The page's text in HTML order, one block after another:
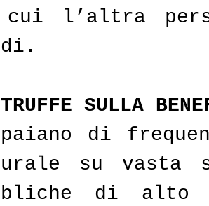
l’altra
SULLA
di
su vasta
di